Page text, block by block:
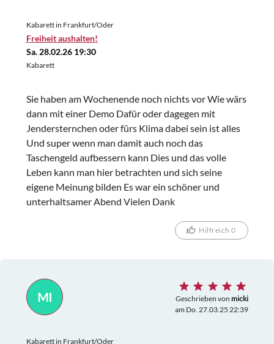
Kabarett in Frankfurt/Oder
Freiheit aushalten!
Sa. 28.02.26 19:30
Kabarett
Sie haben am Wochenende noch nichts vor Wie wärs
dann mit einer Demo Dafür oder dagegen mit
Jendersternchen oder fürs Klima dabei sein ist alles
Und super wenn man damit auch noch das
Taschengeld aufbessern kann Dies und das volle
Leben kann man hier betrachten und sich seine
eigene Meinung bilden Es war ein schöner und
unterhaltsamer Abend Vielen Dank
Hilfreich 0
MI Geschrieben von micki
am Do. 27.03.25 22:39
Kabarett in Frankfurt/Oder